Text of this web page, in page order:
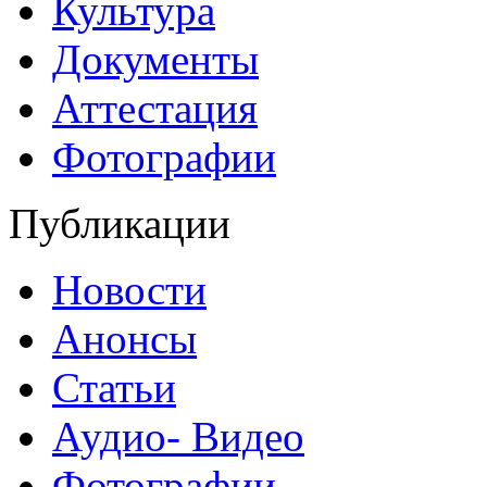
Культура
Документы
Аттестация
Фотографии
Публикации
Новости
Анонсы
Статьи
Аудио- Видео